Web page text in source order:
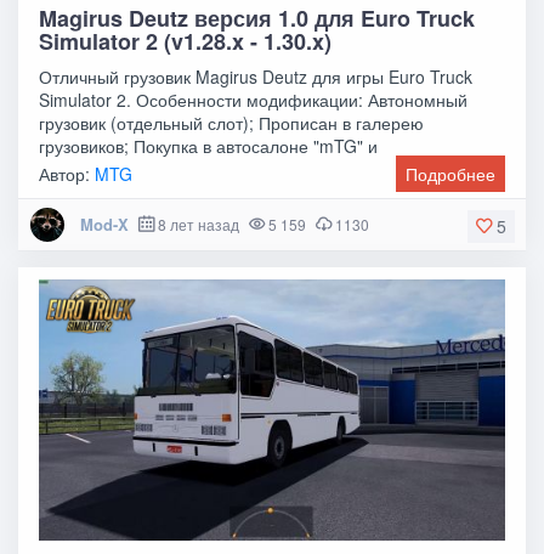
Magirus Deutz версия 1.0 для Euro Truck
Simulator 2 (v1.28.x - 1.30.x)
Отличный грузовик Magirus Deutz для игры Euro Truck
Simulator 2. Особенности модификации: Автономный
грузовик (отдельный слот); Прописан в галерею
грузовиков; Покупка в автосалоне "mTG" и
Автор: MTG Подробнее
5
Mod-X 8 лет назад 5 159 1130